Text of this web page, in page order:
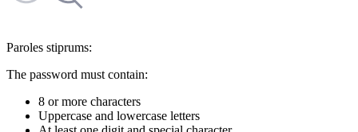
Paroles stiprums:
The password must contain:
8 or more characters
Uppercase and lowercase letters